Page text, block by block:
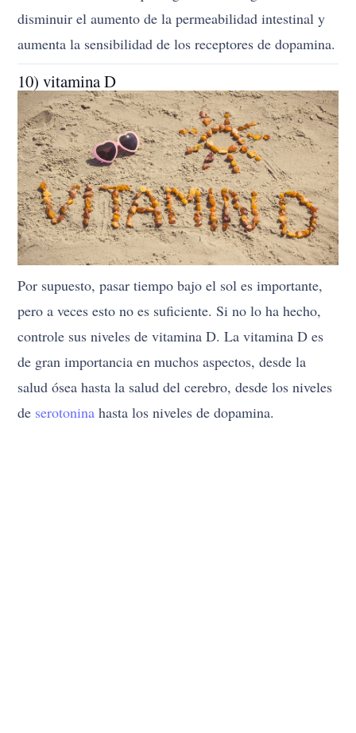
disminuir el aumento de la permeabilidad intestinal y
aumenta la sensibilidad de los receptores de dopamina.
10) vitamina D
Por supuesto, pasar tiempo bajo el sol es importante,
pero a veces esto no es suficiente. Si no lo ha hecho,
controle sus niveles de vitamina D. La vitamina D es
de gran importancia en muchos aspectos, desde la
salud ósea hasta la salud del cerebro, desde los niveles
de serotonina hasta los niveles de dopamina.